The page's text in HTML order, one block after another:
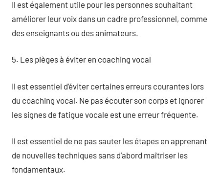
Il est également utile pour les personnes souhaitant
améliorer leur voix dans un cadre professionnel, comme
des enseignants ou des animateurs.
5. Les pièges à éviter en coaching vocal
Il est essentiel d’éviter certaines erreurs courantes lors
du coaching vocal. Ne pas écouter son corps et ignorer
les signes de fatigue vocale est une erreur fréquente.
Il est essentiel de ne pas sauter les étapes en apprenant
de nouvelles techniques sans d’abord maîtriser les
fondamentaux.